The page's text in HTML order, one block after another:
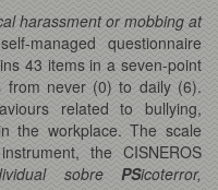
harassment or mobbing at
managed questionnaire
43 items in a seven-point
from never (0) to daily (6).
related to bullying,
the workplace. The scale
the CISNEROS
sobrePSicoterror,